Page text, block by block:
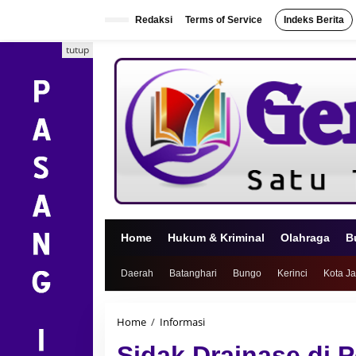
Redaksi Terms of Service Indeks Berita
Home Hukum & Kriminal Olahraga
Daerah Batanghari Bungo Kerinci Kota
tutup
Home / Informasi
d